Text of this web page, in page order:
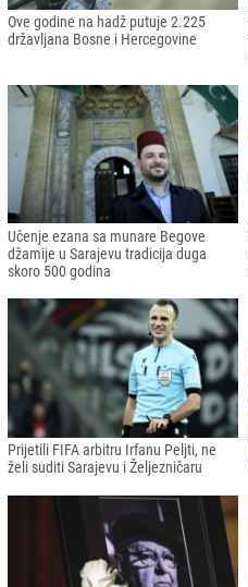
Ove godine na hadž putuje 2.225
državljana Bosne i Hercegovine
Učenje ezana sa munare Begove
džamije u Sarajevu tradicija duga
skoro 500 godina
Prijetili FIFA arbitru Irfanu Peljti, ne
želi suditi Sarajevu i Željezničaru